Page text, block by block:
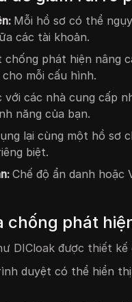
Mỗi hồ sơ có thể
các tài khoản.
chống phát hiện nâng
mỗi cấu hình.
với các nhà cung cấp
năng của bạn.
lại cùng một hồ sơ
biệt.
Chế độ ẩn danh
chống phát
DICloak được thiết
duyệt có thể hiển